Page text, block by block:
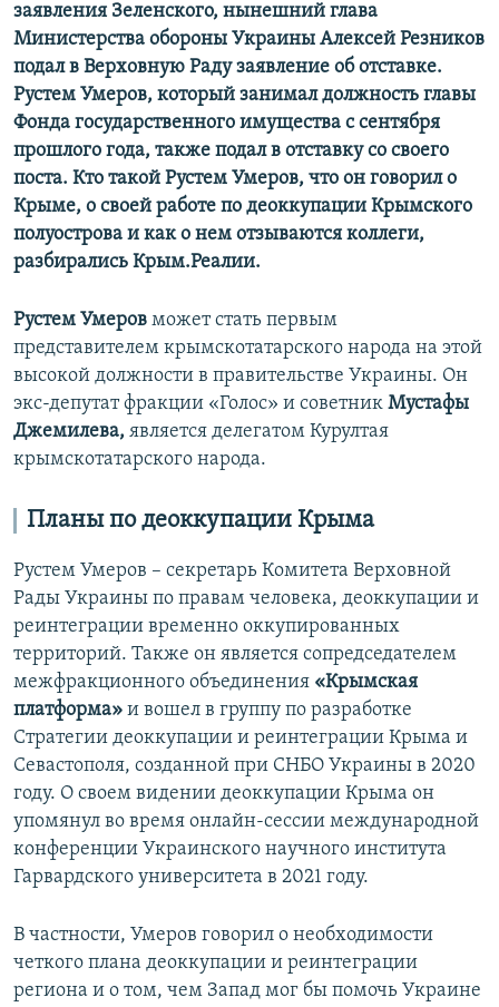
заявления Зеленского, нынешний глава
Министерства обороны Украины Алексей Резников
подал в Верховную Раду заявление об отставке.
Рустем Умеров, который занимал должность главы
Фонда государственного имущества с сентября
прошлого года, также подал в отставку со своего
поста. Кто такой Рустем Умеров, что он говорил о
Крыме, о своей работе по деоккупации Крымского
полуострова и как о нем отзываются коллеги,
разбирались Крым.Реалии.
Рустем Умеров может стать первым
представителем крымскотатарского народа на этой
высокой должности в правительстве Украины. Он
экс-депутат фракции «Голос» и советник Мустафы
Джемилева, является делегатом Курултая
крымскотатарского народа.
Планы по деоккупации Крыма
Рустем Умеров – секретарь Комитета Верховной
Рады Украины по правам человека, деоккупации и
реинтеграции временно оккупированных
территорий. Также он является сопредседателем
межфракционного объединения «Крымская
платформа» и вошел в группу по разработке
Стратегии деоккупации и реинтеграции Крыма и
Севастополя, созданной при СНБО Украины в 2020
году. О своем видении деоккупации Крыма он
упомянул во время онлайн-сессии международной
конференции Украинского научного института
Гарвардского университета в 2021 году.
В частности, Умеров говорил о необходимости
четкого плана деоккупации и реинтеграции
региона и о том, чем Запад мог бы помочь Украине